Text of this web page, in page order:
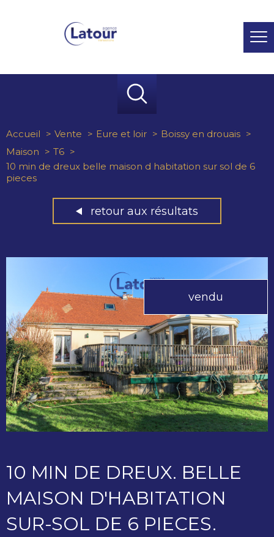
Accueil Vente Eure et loir
Boissy en drouais
Maison
T6
10 min de dreux belle maison d habitation sur sol de 6
pieces
retour aux résultats
vendu
10 MIN DE DREUX. BELLE
MAISON D'HABITATION
SUR-SOL DE 6 PIECES.